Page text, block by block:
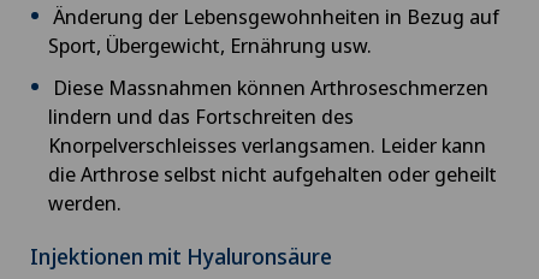
Änderung der Lebensgewohnheiten in Bezug auf
Sport, Übergewicht, Ernährung usw.
Diese Massnahmen können Arthroseschmerzen
lindern und das Fortschreiten des
Knorpelverschleisses verlangsamen. Leider kann
die Arthrose selbst nicht aufgehalten oder geheilt
werden.
Injektionen mit Hyaluronsäure